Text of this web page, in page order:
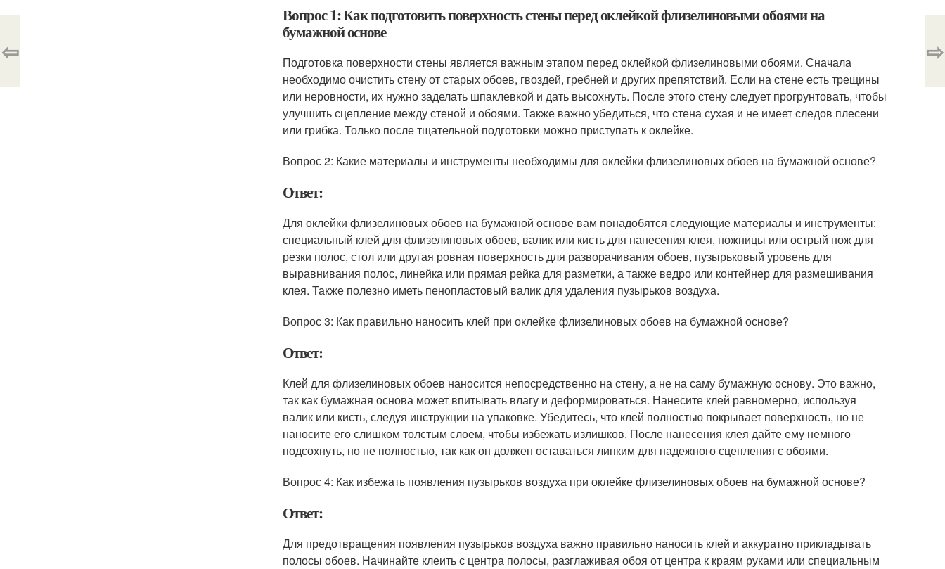
Вопрос 1: Как подготовить поверхность стены перед оклейкой флизелиновыми обоями на
бумажной основе
Подготовка поверхности стены является важным этапом перед оклейкой флизелиновыми обоями. Сначала
необходимо очистить стену от старых обоев, гвоздей, гребней и других препятствий. Если на стене есть трещины
или неровности, их нужно заделать шпаклевкой и дать высохнуть. После этого стену следует прогрунтовать, чтобы
улучшить сцепление между стеной и обоями. Также важно убедиться, что стена сухая и не имеет следов плесени
или грибка. Только после тщательной подготовки можно приступать к оклейке.
Вопрос 2: Какие материалы и инструменты необходимы для оклейки флизелиновых обоев на бумажной основе?
Ответ:
Для оклейки флизелиновых обоев на бумажной основе вам понадобятся следующие материалы и инструменты:
специальный клей для флизелиновых обоев, валик или кисть для нанесения клея, ножницы или острый нож для
резки полос, стол или другая ровная поверхность для разворачивания обоев, пузырьковый уровень для
выравнивания полос, линейка или прямая рейка для разметки, а также ведро или контейнер для размешивания
клея. Также полезно иметь пенопластовый валик для удаления пузырьков воздуха.
Вопрос 3: Как правильно наносить клей при оклейке флизелиновых обоев на бумажной основе?
Ответ:
Клей для флизелиновых обоев наносится непосредственно на стену, а не на саму бумажную основу. Это важно,
так как бумажная основа может впитывать влагу и деформироваться. Нанесите клей равномерно, используя
валик или кисть, следуя инструкции на упаковке. Убедитесь, что клей полностью покрывает поверхность, но не
наносите его слишком толстым слоем, чтобы избежать излишков. После нанесения клея дайте ему немного
подсохнуть, но не полностью, так как он должен оставаться липким для надежного сцепления с обоями.
Вопрос 4: Как избежать появления пузырьков воздуха при оклейке флизелиновых обоев на бумажной основе?
Ответ:
Для предотвращения появления пузырьков воздуха важно правильно наносить клей и аккуратно прикладывать
полосы обоев. Начинайте клеить с центра полосы, разглаживая обоя от центра к краям руками или специальным
⇦ ⇨